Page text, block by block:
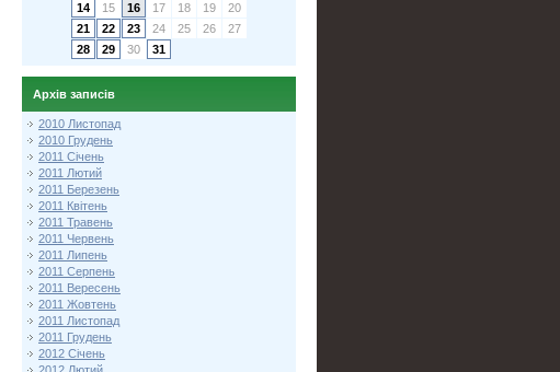
14
15 16 17 18 19
20
21
22 23 24 25 26
27
28
29 30 31
Архів записів
2010 Листопад
2010 Грудень
2011 Січень
2011 Лютий
2011 Березень
2011 Квітень
2011 Травень
2011 Червень
2011 Липень
2011 Серпень
2011 Вересень
2011 Жовтень
2011 Листопад
2011 Грудень
2012 Січень